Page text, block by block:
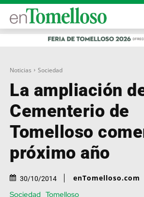
Noticias Sociedad
La ampliación
Cementerio de
Tomelloso
próximo año
30/10/2014 enTomelloso.com
Sociedad Tomelloso